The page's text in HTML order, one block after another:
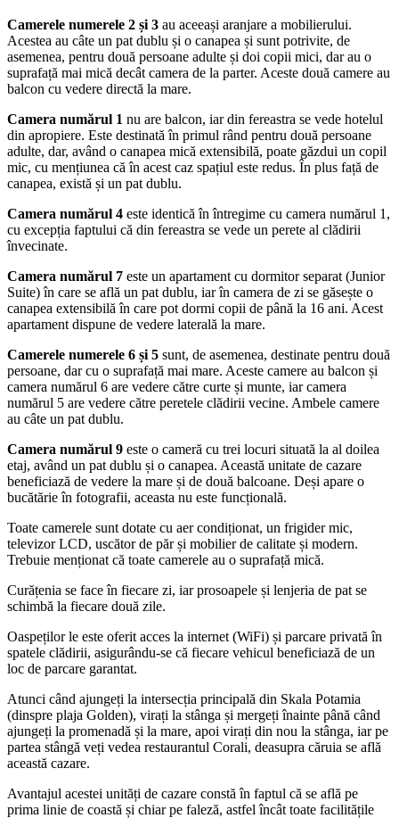
Camerele numerele 2 și 3 au aceeași aranjare a mobilierului.
Acestea au câte un pat dublu și o canapea și sunt potrivite, de
asemenea, pentru două persoane adulte și doi copii mici, dar au o
suprafață mai mică decât camera de la parter. Aceste două camere au
balcon cu vedere directă la mare.
Camera numărul 1 nu are balcon, iar din fereastra se vede hotelul
din apropiere. Este destinată în primul rând pentru două persoane
adulte, dar, având o canapea mică extensibilă, poate găzdui un copil
mic, cu mențiunea că în acest caz spațiul este redus. În plus față de
canapea, există și un pat dublu.
Camera numărul 4 este identică în întregime cu camera numărul 1,
cu excepția faptului că din fereastra se vede un perete al clădirii
învecinate.
Camera numărul 7 este un apartament cu dormitor separat (Junior
Suite) în care se află un pat dublu, iar în camera de zi se găsește o
canapea extensibilă în care pot dormi copii de până la 16 ani. Acest
apartament dispune de vedere laterală la mare.
Camerele numerele 6 și 5 sunt, de asemenea, destinate pentru două
persoane, dar cu o suprafață mai mare. Aceste camere au balcon și
camera numărul 6 are vedere către curte și munte, iar camera
numărul 5 are vedere către peretele clădirii vecine. Ambele camere
au câte un pat dublu.
Camera numărul 9 este o cameră cu trei locuri situată la al doilea
etaj, având un pat dublu și o canapea. Această unitate de cazare
beneficiază de vedere la mare și de două balcoane. Deși apare o
bucătărie în fotografii, aceasta nu este funcțională.
Toate camerele sunt dotate cu aer condiționat, un frigider mic,
televizor LCD, uscător de păr și mobilier de calitate și modern.
Trebuie menționat că toate camerele au o suprafață mică.
Curățenia se face în fiecare zi, iar prosoapele și lenjeria de pat se
schimbă la fiecare două zile.
Oaspeților le este oferit acces la internet (WiFi) și parcare privată în
spatele clădirii, asigurându-se că fiecare vehicul beneficiază de un
loc de parcare garantat.
Atunci când ajungeți la intersecția principală din Skala Potamia
(dinspre plaja Golden), virați la stânga și mergeți înainte până când
ajungeți la promenadă și la mare, apoi virați din nou la stânga, iar pe
partea stângă veți vedea restaurantul Corali, deasupra căruia se află
această cazare.
Avantajul acestei unități de cazare constă în faptul că se află pe
prima linie de coastă și chiar pe faleză, astfel încât toate facilitățile